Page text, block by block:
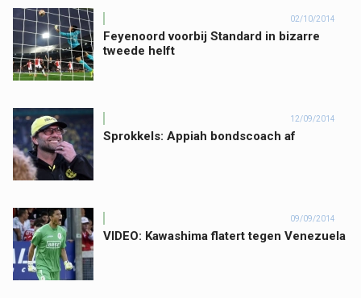
02/10/2014
Feyenoord voorbij Standard in bizarre
tweede helft
12/09/2014
Sprokkels: Appiah bondscoach af
09/09/2014
VIDEO: Kawashima flatert tegen Venezuela